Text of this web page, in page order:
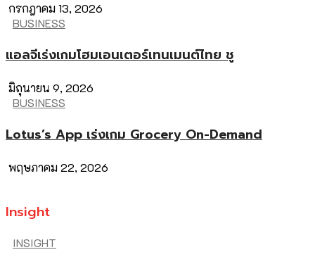
กรกฎาคม 13, 2026
BUSINESS
แอลจีเร่งเกมโฮมเอนเตอร์เทนเมนต์ไทย ชู
มิถุนายน 9, 2026
BUSINESS
Lotus’s App เร่งเกม Grocery On-Demand
พฤษภาคม 22, 2026
Insight
INSIGHT